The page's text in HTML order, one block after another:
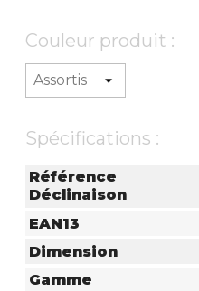
Couleur produit :
Spécifications :
Référence
Déclinaison
EAN13
Dimension
Gamme